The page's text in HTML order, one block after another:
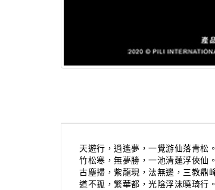
天遊行，逍遙夢，一覺游仙落青松。
竹松寒，無夢勝，一池清蓮浮俠仙。
古塵掃，紫龍現，法無邊，三教鼎
道不孤，繁華都，光陰浮沫曉琦行。